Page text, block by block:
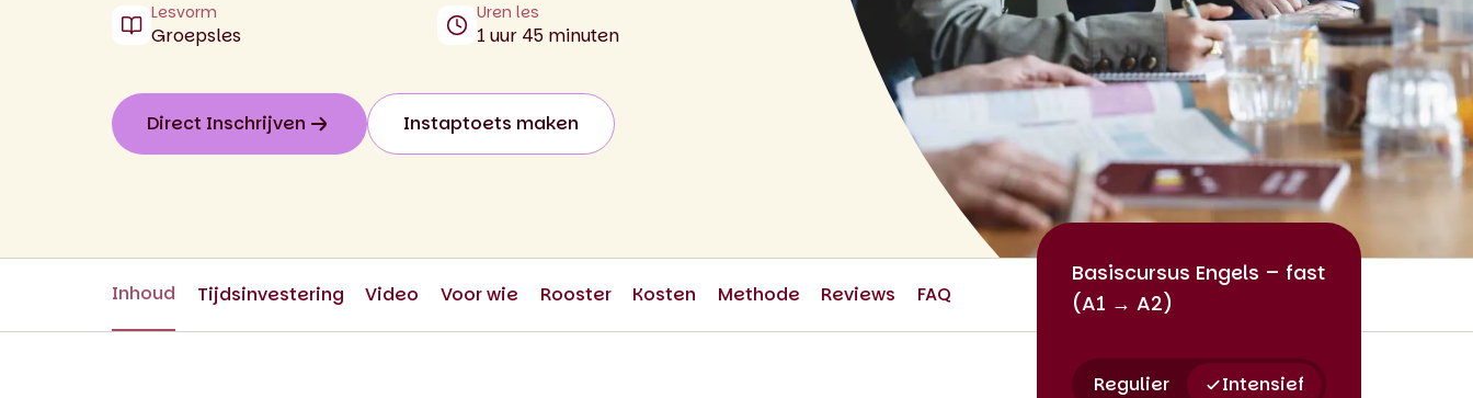
Lesvorm
Groepsles
Uren les
1 uur 45 minuten
Direct Inschrijven Instaptoets maken
Inhoud Tijdsinvestering Video Voor wie Rooster Kosten Methode Reviews FAQ
Basiscursus Engels – fast
(A1 → A2)
Regulier Intensief